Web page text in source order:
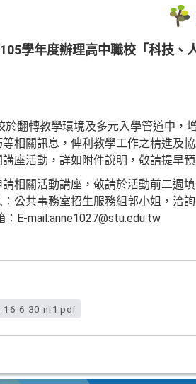
學年度辦理高中職校「科技、
於翻轉教學環境及多元入學管道中，
相關訊息，俾利教學工作之精進及
座活動，詳如附件說明，敬請提早預
相關活動講座，敬請於活動前二週
公共事務室招生服務組郭小姐，洽
：E-mail:anne1027@stu.edu.tw
16-6-30-nf1.pdf